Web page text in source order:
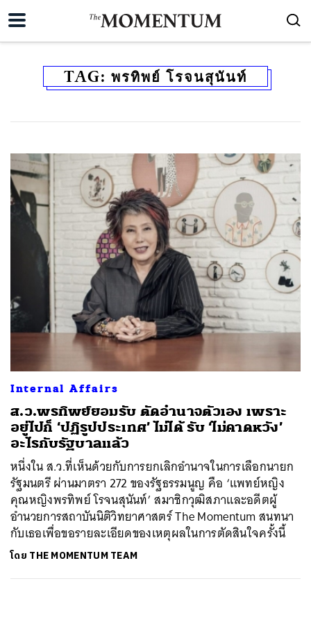
TAG: พรทิพย์ โรจนสุนันท์
Internal Affairs
ส.ว.พรทิพย์ยอมรับ ตัดอำนาจตัวเอง เพราะ
อยู่ไปก็ ‘ปฏิรูปประเทศ’ ไม่ได้ รับ ‘ไม่คาดหวัง’
อะไรกับรัฐบาลแล้ว
หนึ่งใน ส.ว.ที่เห็นด้วยกับการยกเลิกอำนาจในการเลือกนายก
รัฐมนตรี ผ่านมาตรา 272 ของรัฐธรรมนูญ คือ ‘แพทย์หญิง
คุณหญิงพรทิพย์ โรจนสุนันท์’ สมาชิกวุฒิสภาและอดีตผู้
อำนวยการสถาบันนิติวิทยาศาสตร์ The Momentum สนทนา
กับเธอเพื่อขอรายละเอียดของเหตุผลในการตัดสินใจครั้งนี้
โดย THE MOMENTUM TEAM
SHARE